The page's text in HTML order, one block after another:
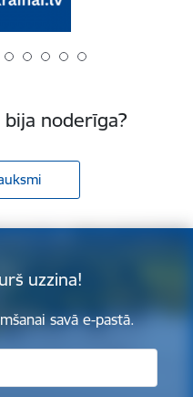
noderīga?
uzzina!
savā e-pastā.